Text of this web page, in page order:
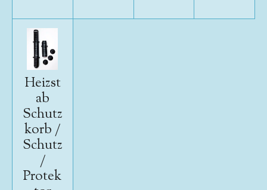
Heizst
ab
Schutz
korb /
Schutz
/
Protek